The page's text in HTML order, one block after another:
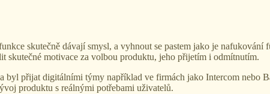
skutečně dávají smysl, a vyhnout se pastem jako je nafukování
motivace za volbou produktu, jeho přijetím i odmítnutím.
byl přijat digitálními týmy například ve firmách jako Intercom nebo
produktu s reálnými potřebami uživatelů.